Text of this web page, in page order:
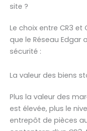
site ?
Le choix entre CR3
que le Réseau Edgar
sécurité :
La valeur des biens
Plus la valeur des
est élevée, plus le
entrepôt de pièces